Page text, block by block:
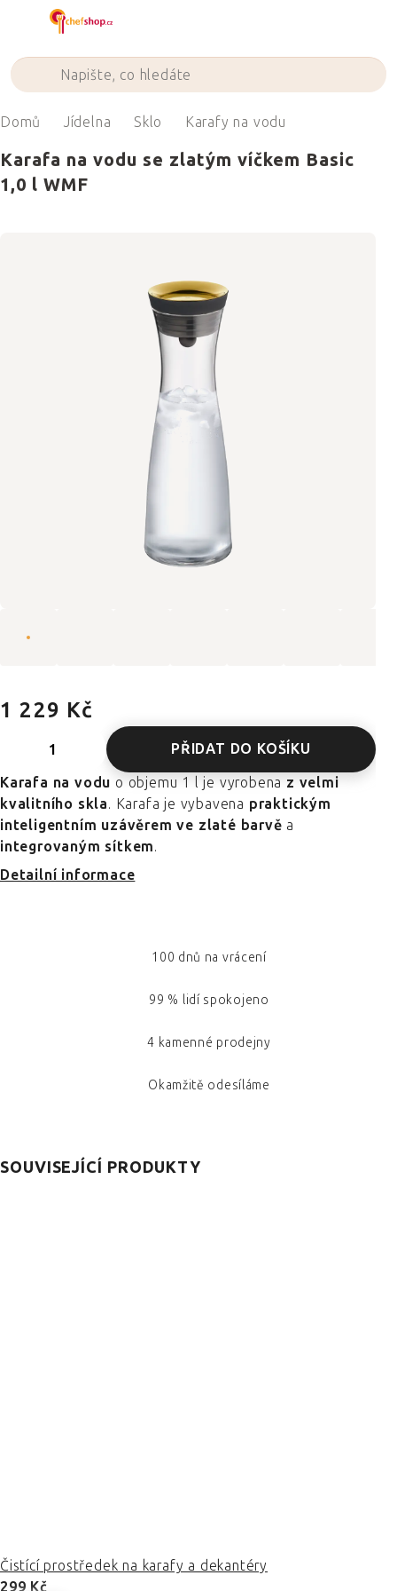
Domů Jídelna Sklo Karafy na vodu
Karafa na vodu se zlatým víčkem Basic
1,0 l WMF
1 229 Kč
PŘIDAT DO KOŠÍKU
Karafa na vodu o objemu 1 l je vyrobena z velmi
kvalitního skla. Karafa je vybavena praktickým
inteligentním uzávěrem ve zlaté barvě a
integrovaným sítkem.
Detailní informace
100 dnů na vrácení
99 % lidí spokojeno
4 kamenné prodejny
Okamžitě odesíláme
SOUVISEJÍCÍ PRODUKTY
Čistící prostředek na karafy a dekantéry
299 Kč